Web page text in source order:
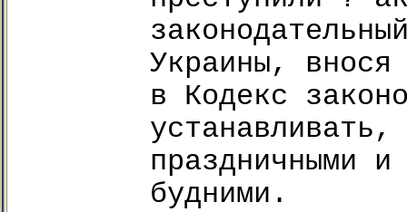
Украины, внося
в Кодекс
праздничными
будними.